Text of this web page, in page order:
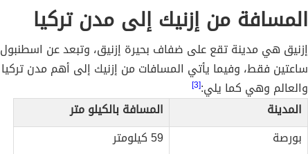
المسافة من إزنيك إلى مدن تركيا
إزنيق هي مدينة تقع على ضفاف بحيرة إزنيق، وتبعد عن اسطنبول
ساعتين فقط، وفيما يأتي المسافات من إزنيك إلى أهم مدن تركيا
والعالم وهي كما يلي:[3]
المدينة
المسافة بالكيلو متر
بورصة
59 كيلومتر